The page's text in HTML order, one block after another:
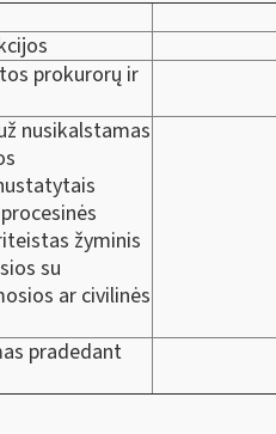
prokurorų ir
nusikalstamas
žyminis
su
ar civilinės
pradedant